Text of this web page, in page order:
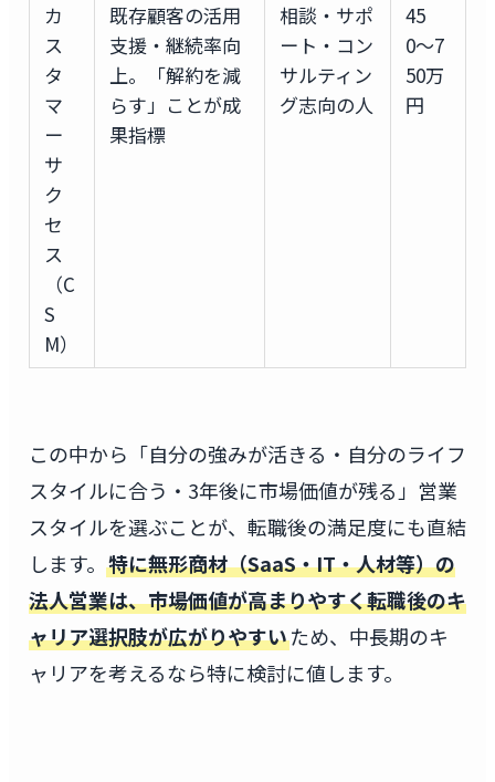
カ
ス
タ
マ
ー
サ
ク
セ
ス
（C
S
M）
既存顧客の活用
支援・継続率向
上。「解約を減
らす」ことが成
果指標
相談・サポ
ート・コン
サルティン
グ志向の人
45
0〜7
50万
円
この中から「自分の強みが活きる・自分のライフ
スタイルに合う・3年後に市場価値が残る」営業
スタイルを選ぶことが、転職後の満足度にも直結
します。 特に無形商材（SaaS・IT・人材等）の
法人営業は、市場価値が高まりやすく転職後のキ
ャリア選択肢が広がりやすいため、中長期のキ
ャリアを考えるなら特に検討に値します。